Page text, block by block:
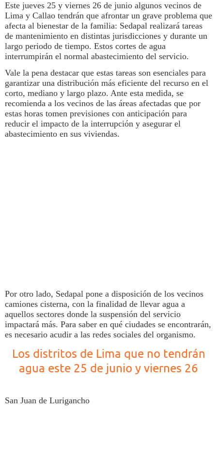
Este jueves 25 y viernes 26 de junio algunos vecinos de
Limay Callao tendrán que afrontar un grave problema que
afecta al bienestar de la familia: Sedapalrealizará tareas
de mantenimiento en distintas jurisdicciones y durante un
largo periodo de tiempo. Estos cortes de agua
interrumpirán el normal abastecimiento del servicio.
Vale la pena destacar que estas tareas son esenciales para
garantizar una distribución más eficiente del recurso en el
corto, mediano y largo plazo. Ante esta medida, se
recomienda a los vecinos de las áreas afectadas que por
estas horas tomen previsiones con anticipación para
reducir el impacto de la interrupción y asegurar el
abastecimiento en sus viviendas.
Por otro lado, Sedapal pone a disposición de los vecinos
camiones cisterna, con la finalidad de llevar agua a
aquellos sectores donde la suspensión del servicio
impactará más. Para saber en qué ciudades se encontrarán,
es necesario acudir a las redes sociales del organismo.
Los distritos de Lima que no tendrán
agua este 25 de junio y viernes 26
San Juan de Lurigancho